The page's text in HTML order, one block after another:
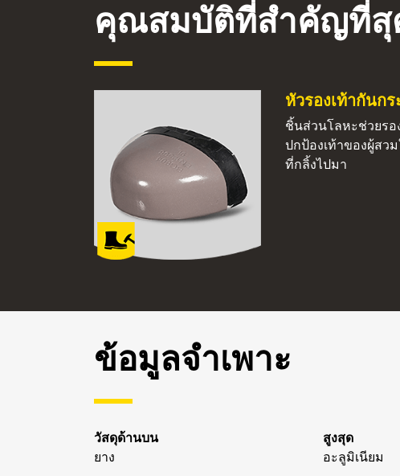
คุณสมบัติที่สำคัญที่สุ
หัวรองเท้ากันก
ชิ้นส่วนโลหะช่วยรอ
ปกป้องเท้าของผู้สว
ที่กลิ้งไปมา
ข้อมูลจำเพาะ
วัสดุด้านบน
ยาง
สูงสุด
อะลูมิเนียม